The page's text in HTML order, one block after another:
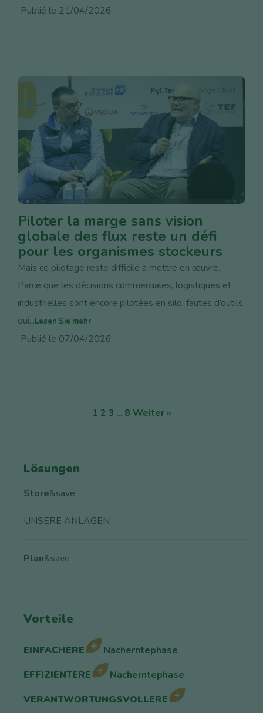
Publié le 21/04/2026
Piloter la marge sans vision
globale des flux reste un défi
pour les organismes stockeurs
Mais ce pilotage reste difficile à mettre en œuvre.
Parce que les décisions commerciales, logistiques et
industrielles sont encore pilotées en silo, fautes d’outils
qui...Lesen Sie mehr
Publié le 07/04/2026
1 2 3 ... 8 Weiter »
Lösungen
Store&save
UNSERE ANLAGEN
Plan&save
Vorteile
EINFACHERE
Nacherntephase
EFFIZIENTERE
Nacherntephase
VERANTWORTUNGSVOLLERE